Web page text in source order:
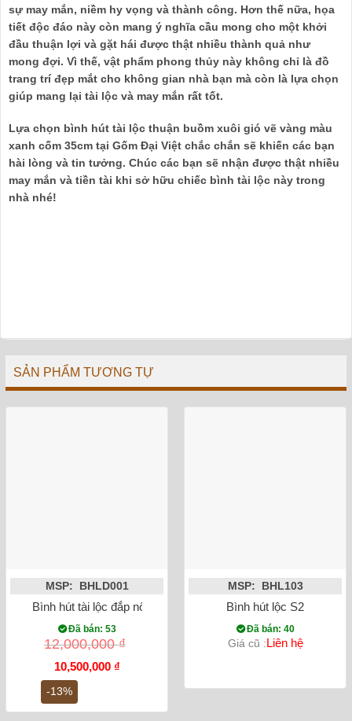
sự may mắn, niềm hy vọng và thành công. Hơn thế nữa, họa
tiết độc đáo này còn mang ý nghĩa cầu mong cho một khởi
đầu thuận lợi và gặt hái được thật nhiều thành quả như
mong đợi. Vì thế, vật phẩm phong thủy này không chỉ là đồ
trang trí đẹp mắt cho không gian nhà bạn mà còn là lựa chọn
giúp mang lại tài lộc và may mắn rất tốt.
Lựa chọn bình hút tài lộc thuận buồm xuôi gió vẽ vàng màu
xanh cốm 35cm tại Gốm Đại Việt chắc chắn sẽ khiến các bạn
hài lòng và tin tưởng. Chúc các bạn sẽ nhận được thật nhiều
may mắn và tiền tài khi sở hữu chiếc bình tài lộc này trong
nhà nhé!
SẢN PHẨM TƯƠNG TỰ
-13%
MSP: BHLD001
Bình hút tài lộc đắp nổi công đào mạ vàng Bát Tràng
Đã bán: 53
12,000,000₫
Giá
gốc
là:
12,000,000 ₫.
10,500,000 ₫Giá
10,500,000 ₫.
MSP: BHL103
Bình hút lộc S2
Đã bán: 40
Giá cũ :Liên hệ